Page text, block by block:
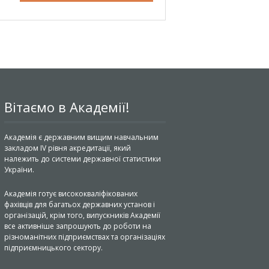
Вітаємо в Академії!
Академія є державним вищим навчальним
закладом IV рівня акредитації, який
належить до системи державної статистики
України.
Академія готує висококваліфікованих
фахівців для багатьох державних установ і
організацій, крім того, випускників Академії
все активніше запрошують до роботи на
різноманітних підприємствах та організаціях
підприємницького сектору.